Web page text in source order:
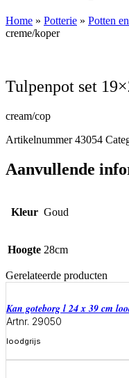
Home » Potterie » Potten
creme/koper
Tulpenpot set
cream/cop
Artikelnummer43054
Aanvullende
Kleur Goud
Hoogte 28cm
Gerelateerde producten
Kan goteborg l 24 x 39 cm
Artnr. 29050
loodgrijs
Meer informatie